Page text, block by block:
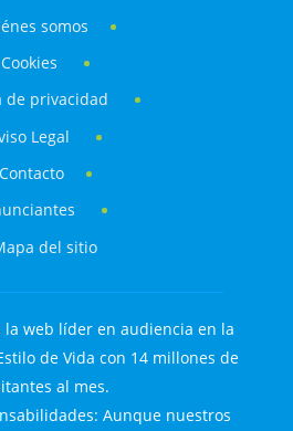
somos
Cookies
de privacidad
Legal
Contacto
del sitio
web líder en audiencia en la
de Vida con 14 millones de
al mes.
Aunque nuestros